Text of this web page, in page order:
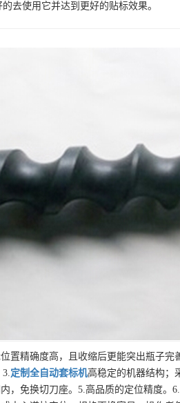
去使用它并达到更好的贴标效果。
置精确度高，且收缩后更能突出瓶子完
3.定制 全自动套标机高稳定的机器结构；
，免换切刀座。5.高品质的定位精度。